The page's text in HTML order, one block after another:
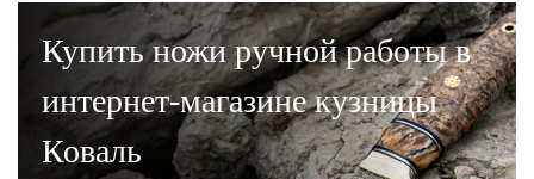
Купить ножи ручной работы в
интернет-магазине кузницы
Коваль